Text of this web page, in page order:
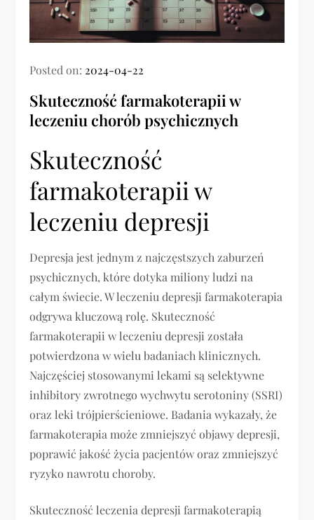
Posted on: 2024-04-22
Skuteczność farmakoterapii w
leczeniu chorób psychicznych
Skuteczność
farmakoterapii w
leczeniu depresji
Depresja jest jednym z najczęstszych zaburzeń
psychicznych, które dotyka miliony ludzi na
całym świecie. W leczeniu depresji farmakoterapia
odgrywa kluczową rolę. Skuteczność
farmakoterapii w leczeniu depresji została
potwierdzona w wielu badaniach klinicznych.
Najczęściej stosowanymi lekami są selektywne
inhibitory zwrotnego wychwytu serotoniny (SSRI)
oraz leki trójpierścieniowe. Badania wykazały, że
farmakoterapia może zmniejszyć objawy depresji,
poprawić jakość życia pacjentów oraz zmniejszyć
ryzyko nawrotu choroby.
Skuteczność leczenia depresji farmakoterapią